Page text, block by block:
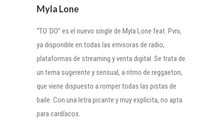
Myla Lone
“TO´DO” es el nuevo single de Myla Lone feat. Pvni,
ya disponible en todas las emisoras de radio,
plataformas de streaming y venta digital. Se trata de
un tema sugerente y sensual, a ritmo de reggaeton,
que viene dispuesto a romper todas las pistas de
baile. Con una letra picante y muy explícita, no apta
para cardíacos.